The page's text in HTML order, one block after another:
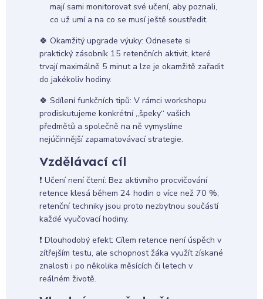
mají sami monitorovat své učení, aby poznali,
co už umí a na co se musí ještě soustředit.
🍀 Okamžitý upgrade výuky: Odnesete si
praktický zásobník 15 retenčních aktivit, které
trvají maximálně 5 minut a lze je okamžitě zařadit
do jakékoliv hodiny.
🍀 Sdílení funkčních tipů: V rámci workshopu
prodiskutujeme konkrétní „špeky“ vašich
předmětů a společně na ně vymyslíme
nejúčinnější zapamatovávací strategie.
Vzdělávací cíl
❗️ Učení není čtení: Bez aktivního procvičování
retence klesá během 24 hodin o více než 70 %;
retenční techniky jsou proto nezbytnou součástí
každé vyučovací hodiny.
❗️ Dlouhodobý efekt: Cílem retence není úspěch v
zítřejším testu, ale schopnost žáka využít získané
znalosti i po několika měsících či letech v
reálném životě.